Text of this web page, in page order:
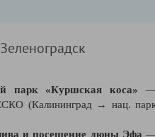
парк «Куршская коса»
(Калининград → нац.
и посещение дюны Эфа